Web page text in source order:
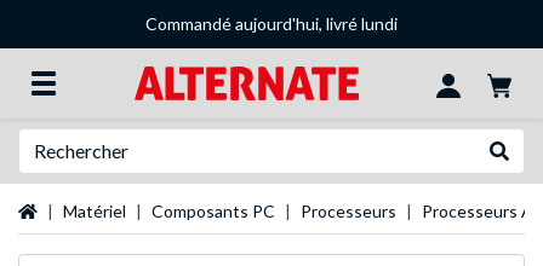
Commandé aujourd'hui, livré lundi
Page d'accueil
Matériel Composants PC Processeurs Processeurs